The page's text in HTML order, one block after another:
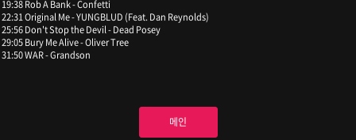
19:38 Rob A Bank - Confetti
22:31 Original Me - YUNGBLUD (Feat. Dan Reynolds)
25:56 Don't Stop the Devil - Dead Posey
29:05 Bury Me Alive - Oliver Tree
31:50 WAR - Grandson
메인